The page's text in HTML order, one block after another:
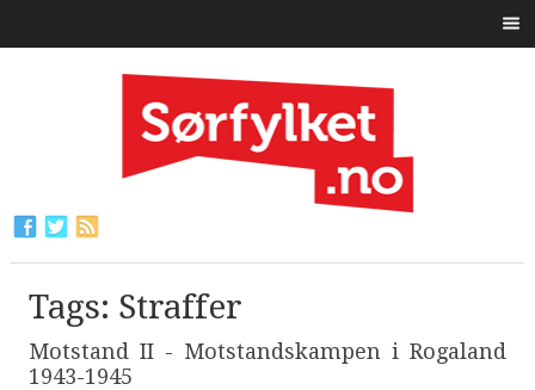
Tags: Straffer
Motstand II - Motstandskampen i Rogaland
1943-1945